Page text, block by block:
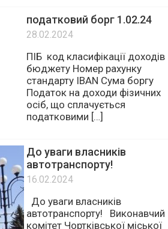
форматі […]
податковий борг 1.02.24
28.02.2024
ПІБ код класифікації доходів
бюджету Номер рахунку
стандарту IВAN Сума боргу
податковими […]
До уваги власників
автотранспорту!
16.02.2024